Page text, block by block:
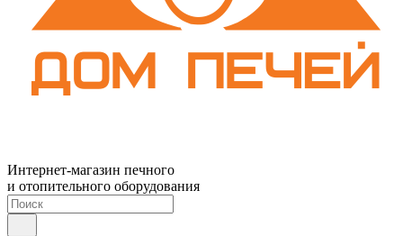
Интернет-магазин печного
и отопительного оборудования